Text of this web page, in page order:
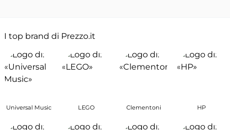
I top brand di Prezzo.it
Universal Music LEGO Clementoni HP